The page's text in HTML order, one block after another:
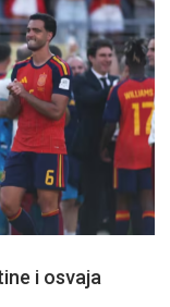
i osvaja